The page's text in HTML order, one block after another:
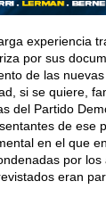
experiencia
por sus
de las
si se quiere,
del Partido
de ese
en el que
por
eran